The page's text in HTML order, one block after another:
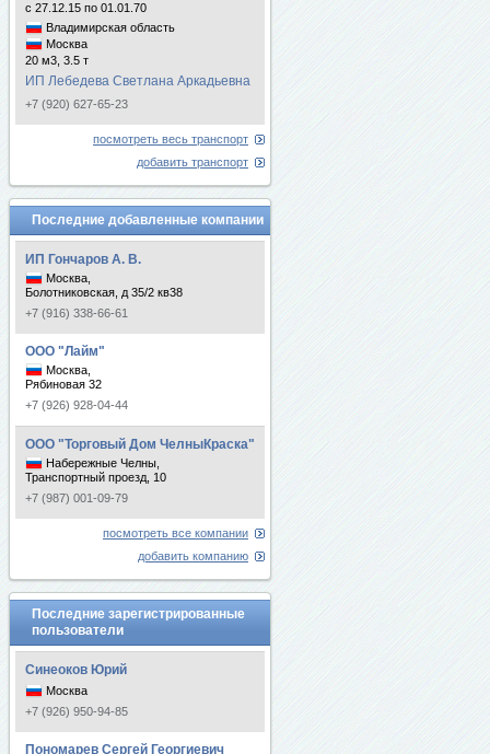
с 27.12.15 по 01.01.70
Владимирская область
Москва
20 м3, 3.5 т
ИП Лебедева Светлана Аркадьевна
+7 (920) 627-65-23
посмотреть весь транспорт
добавить транспорт
Последние добавленные компании
ИП Гончаров А. В.
Москва,
Болотниковская, д 35/2 кв38
+7 (916) 338-66-61
ООО "Лайм"
Москва,
Рябиновая 32
+7 (926) 928-04-44
ООО "Торговый Дом ЧелныКраска"
Набережные Челны,
Транспортный проезд, 10
+7 (987) 001-09-79
посмотреть все компании
добавить компанию
Последние зарегистрированные
пользователи
Синеоков Юрий
Москва
+7 (926) 950-94-85
Пономарев Сергей Георгиевич